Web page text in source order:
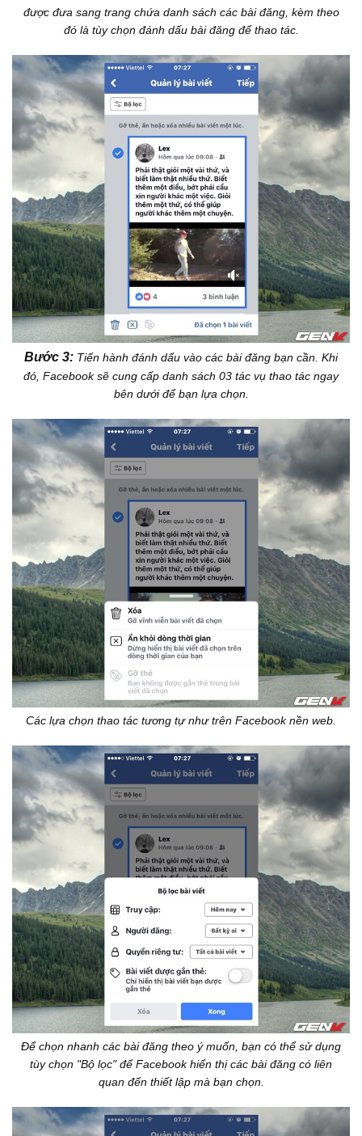
được đưa sang trang chứa danh sách các bài đăng, kèm theo
đó là tùy chọn đánh dấu bài đăng để thao tác.
Bước 3: Tiến hành đánh dấu vào các bài đăng bạn cần. Khi
đó, Facebook sẽ cung cấp danh sách 03 tác vụ thao tác ngay
bên dưới để bạn lựa chọn.
Các lựa chọn thao tác tương tự như trên Facebook nền web.
Để chọn nhanh các bài đăng theo ý muốn, bạn có thể sử dụng
tùy chọn "Bộ lọc" để Facebook hiển thị các bài đăng có liên
quan đến thiết lập mà bạn chọn.